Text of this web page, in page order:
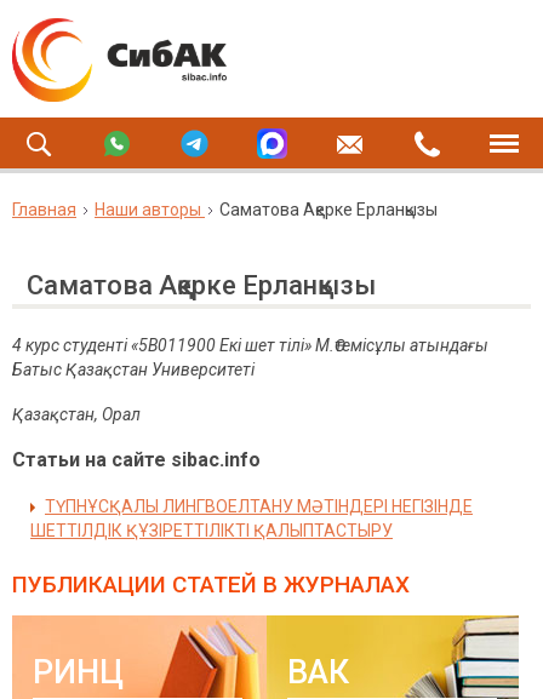
Главная Наши авторы Саматова Ақерке Ерланқызы
Саматова Ақерке Ерланқызы
4 курс студенті «5В011900 Екі шет тілі» М.Өтемісұлы атындағы
Батыс Қазақстан Университеті
Қазақстан, Орал
Статьи на сайте sibac.info
ТҮПНҰСҚАЛЫ ЛИНГВОЕЛТАНУ МӘТІНДЕРІ НЕГІЗІНДЕ
ШЕТТІЛДІК ҚҰЗІРЕТТІЛІКТІ ҚАЛЫПТАСТЫРУ
ПУБЛИКАЦИИ СТАТЕЙ В ЖУРНАЛАХ
РИНЦ ВАК